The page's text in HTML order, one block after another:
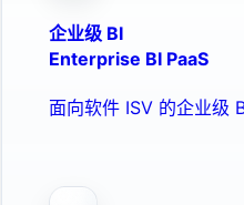
企业级 BI
Enterprise BI PaaS
面向软件 ISV 的企业级